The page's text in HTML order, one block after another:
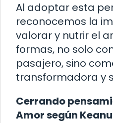
Al adoptar esta
reconocemos la
valorar y nutrir el
formas, no solo
pasajero, sino
transformadora y
Cerrando
Amor según